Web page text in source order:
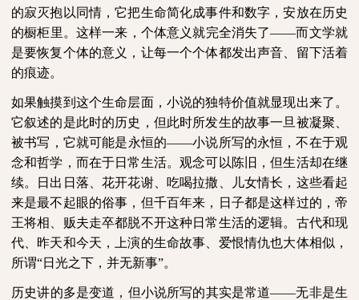
的寂灭抱以同情，它把生命简化成事件和数字，安放在历史
的橱柜里。这样一来，个体意义就完全消失了——而文学就
是要恢复个体的意义，让每一个个体都发出声音、留下活着
的痕迹。
如果触摸到这个生命层面，小说的独特价值就显现出来了。
它叙述的是此时的历史，但此时所发生的故事一旦被凝聚、
被书写，它就可能是永恒的——小说所写的永恒，不在于观
念和哲学，而在于日常生活。观念可以陈旧，但生活却在继
续。日出日落、花开花谢、吃喝拉撒、儿女情长，这些看起
来是最不起眼的俗事，但千百年来，日子都是这样过的，帝
王将相、贩夫走卒都脱不开这种日常生活的逻辑。古代和现
代、昨天和今天，上演的生命故事、爱恨情仇也大体相似，
所谓“日光之下，并无新事”。
历史讲的多是变道，但小说所写的其实是常道——无非是生